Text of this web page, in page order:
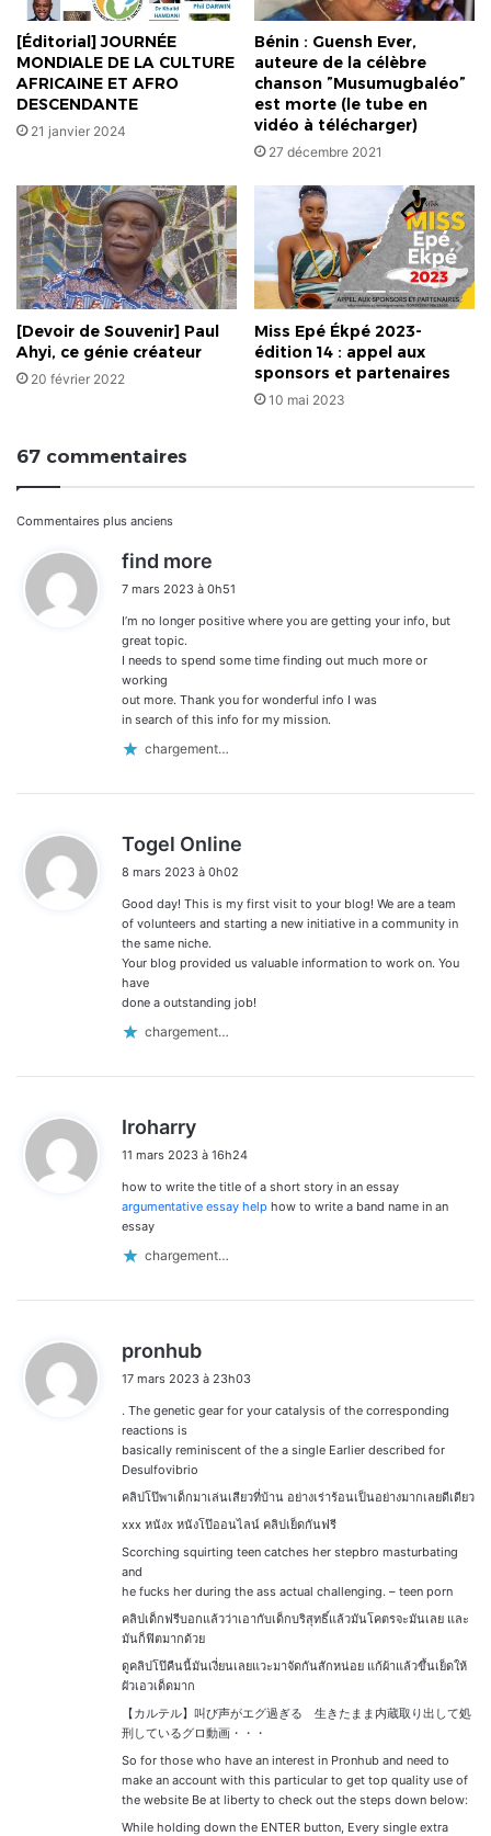
[Éditorial] JOURNÉE
MONDIALE DE LA CULTURE
AFRICAINE ET AFRO
DESCENDANTE
21 janvier 2024
Bénin : Guensh Ever,
auteure de la célèbre
chanson ”Musumugbaléo”
est morte (le tube en
vidéo à télécharger)
27 décembre 2021
[Devoir de Souvenir] Paul
Ahyi, ce génie créateur
20 février 2022
Miss Epé Ékpé 2023-
édition 14 : appel aux
sponsors et partenaires
10 mai 2023
67 commentaires
Navigation
dans
les
commentaires
Commentaires plus anciens
find more
t
7 mars 2023 à 0h51
I’m no longer positive where you are getting your info, but
great topic.
I needs to spend some time finding out much more or
working
out more. Thank you for wonderful info I was
in search of this info for my mission.
chargement…
Togel Online
:
8 mars 2023 à 0h02
Good day! This is my first visit to your blog! We are a team
of volunteers and starting a new initiative in a community in
the same niche.
Your blog provided us valuable information to work on. You
have
done a outstanding job!
chargement…
Iroharry
t
:
11 mars 2023 à 16h24
how to write the title of a short story in an essay
argumentative essay help how to write a band name in an
essay
chargement…
pronhub
t
17 mars 2023 à 23h03
. The genetic gear for your catalysis of the corresponding
reactions is
basically reminiscent of the a single Earlier described for
Desulfovibrio
คลิปโป๊พาเด็กมาเล่นเสียวที่บ้าน อย่างเร่าร้อนเป็นอย่างมากเลยดีเดียว
xxx หนังx หนังโป๊ออนไลน์ คลิปเย็ดกันฟรี
Scorching squirting teen catches her stepbro masturbating
and
he fucks her during the ass actual challenging. – teen porn
คลิปเด็กฟรีบอกแล้วว่าเอากับเด็กบริสุทธิ์แล้วมันโคตรจะมันเลย และ
มันก็ฟิตมากด้วย
ดูคลิปโป๊คืนนี้มันเงี่ยนเลยแวะมาจัดกันสักหน่อย แก้ผ้าแล้วขึ้นเย็ดให้
ผัวเอวเด็ดมาก
【カルテル】叫び声がエグ過ぎる 生きたまま内蔵取り出して処
刑しているグロ動画・・・
So for those who have an interest in Pronhub and need to
make an account with this particular to get top quality use of
the website Be at liberty to check out the steps down below:
While holding down the ENTER button, Every single extra